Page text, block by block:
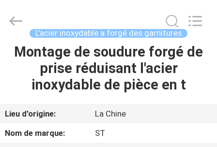
APERÇU
PRODUITS
VIDÉOS
Reserved.
Developed
L'acier inoxydable a forgé des garnitures
Montage de soudure forgé de
prise réduisant l'acier
inoxydable de pièce en t
Lieu d'origine:
La Chine
Nom de marque:
ST